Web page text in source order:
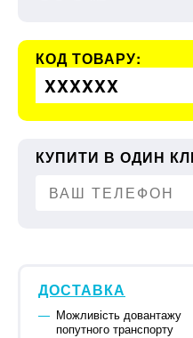
КОД ТОВАРУ:
XXXXXX
КУПИТИ В ОДИН
ДОСТАВКА
Можливість довантажу
попутного транспорту